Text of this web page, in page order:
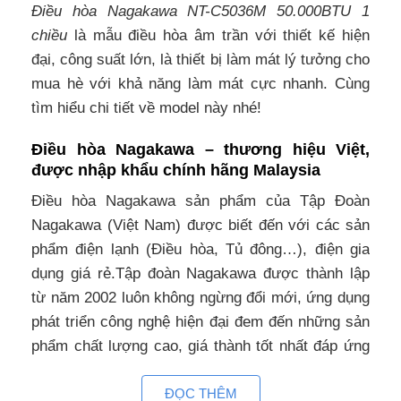
Điều hòa Nagakawa NT-C5036M 50.000BTU 1
chiều là mẫu điều hòa âm trần với thiết kế hiện
đại, công suất lớn, là thiết bị làm mát lý tưởng cho
mua hè với khả năng làm mát cực nhanh. Cùng
tìm hiểu chi tiết về model này nhé!
Điều hòa Nagakawa – thương hiệu Việt,
được nhập khẩu chính hãng Malaysia
Điều hòa Nagakawa sản phẩm của Tập Đoàn
Nagakawa (Việt Nam) được biết đến với các sản
phẩm điện lạnh (Điều hòa, Tủ đông…), điện gia
dụng giá rẻ.Tập đoàn Nagakawa được thành lập
từ năm 2002 luôn không ngừng đổi mới, ứng dụng
phát triển công nghệ hiện đại đem đến những sản
phẩm chất lượng cao, giá thành tốt nhất đáp ứng
hàng. Nagakawa đã trở thành người bạn đồng
ĐỌC THÊM